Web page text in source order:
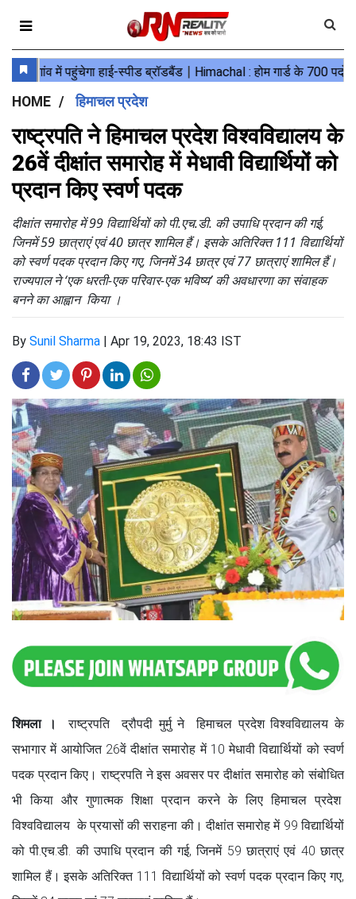
HOME हिमाचल प्रदेश
राष्ट्रपति ने हिमाचल प्रदेश विश्वविद्यालय के
26वें दीक्षांत समारोह में मेधावी विद्यार्थियों को
प्रदान किए स्वर्ण पदक
दीक्षांत समारोह में 99 विद्यार्थियों को पी.एच.डी. की उपाधि प्रदान की गई,
जिनमें 59 छात्राएं एवं 40 छात्र शामिल हैं। इसके अतिरिक्त 111 विद्यार्थियों
को स्वर्ण पदक प्रदान किए गए, जिनमें 34 छात्र एवं 77 छात्राएं शामिल हैं।
राज्यपाल ने ‘एक धरती-एक परिवार-एक भविष्य’ की अवधारणा का संवाहक
बनने का आह्वान किया ।
By Sunil Sharma | Apr 19, 2023, 18:43 IST
शिमला ।
राष्ट्रपति द्रौपदी मुर्मु ने हिमाचल प्रदेश विश्वविद्यालय के
सभागार में आयोजित 26वें दीक्षांत समारोह में 10 मेधावी विद्यार्थियों को स्वर्ण
पदक प्रदान किए। राष्ट्रपति ने इस अवसर पर दीक्षांत समारोह को संबोधित
भी किया और गुणात्मक शिक्षा प्रदान करने के लिए हिमाचल प्रदेश
विश्वविद्यालय के प्रयासों की सराहना की। दीक्षांत समारोह में 99 विद्यार्थियों
को पी.एच.डी. की उपाधि प्रदान की गई, जिनमें 59 छात्राएं एवं 40 छात्र
शामिल हैं। इसके अतिरिक्त 111 विद्यार्थियों को स्वर्ण पदक प्रदान किए गए,